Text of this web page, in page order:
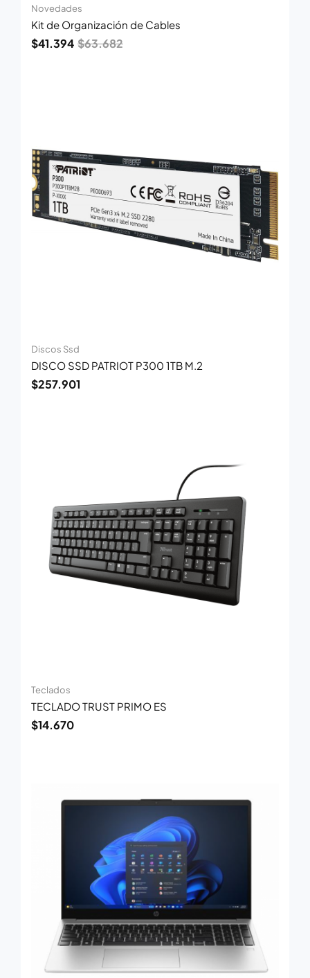
Novedades
Kit de Organización de Cables
$63.682
$41.394
Discos Ssd
DISCO SSD PATRIOT P300 1TB M.2
$257.901
Teclados
TECLADO TRUST PRIMO ES
$14.670